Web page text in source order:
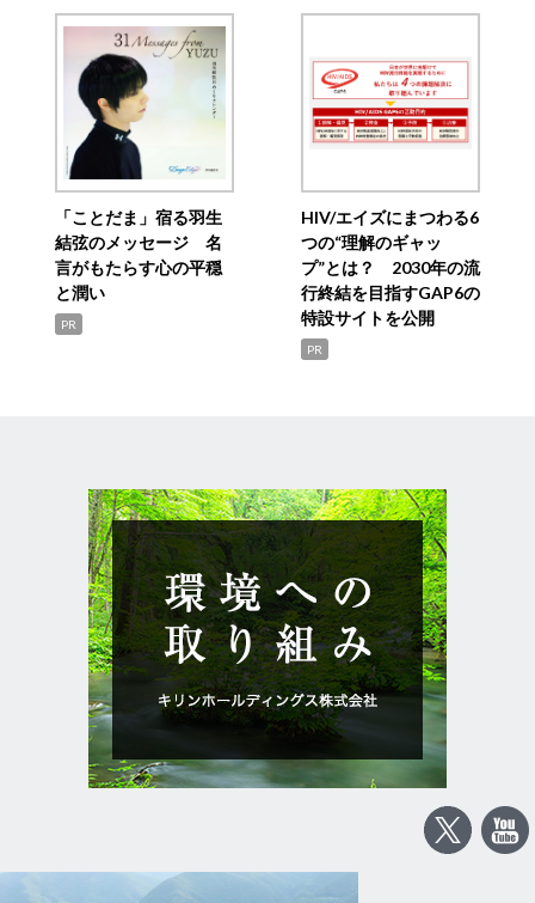
「ことだま」宿る羽生
結弦のメッセージ 名
言がもたらす心の平穏
と潤い
PR
HIV/エイズにまつわる6
つの“理解のギャッ
プ”とは？ 2030年の流
行終結を目指すGAP6の
特設サイトを公開
PR